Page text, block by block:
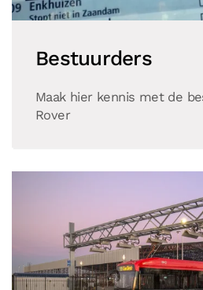
Bestuurders
Maak hier kennis met de
Rover